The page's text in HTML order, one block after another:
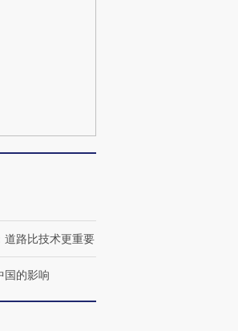
国走私7万
视线｜被称为“蟑螂”的印
道路比技术更重要
国的影响